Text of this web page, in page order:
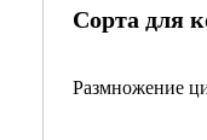
Сорта для
Размножение